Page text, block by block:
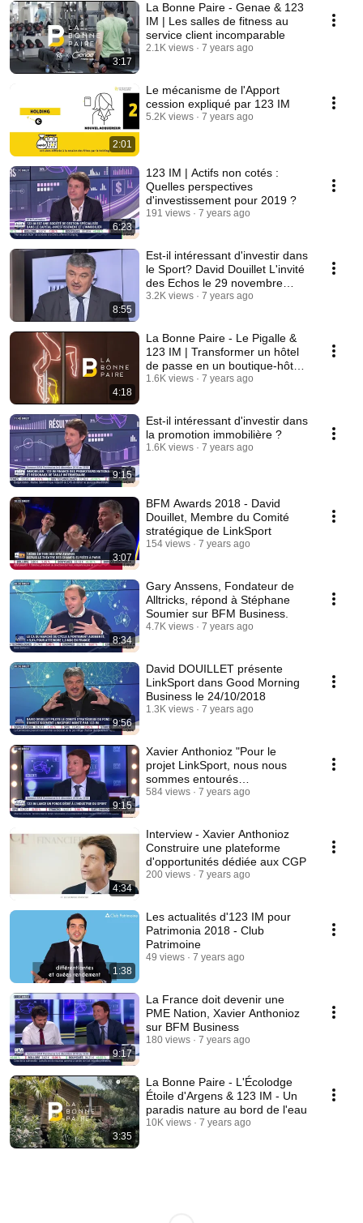
3:17
La Bonne Paire - Genae & 123
IM | Les salles de fitness au
service client incomparable
2.1K views 7 years ago
2:01
Le mécanisme de l'Apport
cession expliqué par 123 IM
5.2K views 7 years ago
6:23
123 IM | Actifs non cotés :
Quelles perspectives
d'investissement pour 2019 ?
191 views 7 years ago
8:55
Est-il intéressant d'investir dans
le Sport? David Douillet L'invité
des Echos le 29 novembre
2018
3.2K views 7 years ago
4:18
La Bonne Paire - Le Pigalle &
123 IM | Transformer un hôtel
de passe en un boutique-hôtel
4 étoiles
1.6K views 7 years ago
9:15
Est-il intéressant d'investir dans
la promotion immobilière ?
1.6K views 7 years ago
3:07
BFM Awards 2018 - David
Douillet, Membre du Comité
stratégique de LinkSport
154 views 7 years ago
8:34
Gary Anssens, Fondateur de
Alltricks, répond à Stéphane
Soumier sur BFM Business.
4.7K views 7 years ago
9:56
David DOUILLET présente
LinkSport dans Good Morning
Business le 24/10/2018
1.3K views 7 years ago
9:15
Xavier Anthonioz "Pour le
projet LinkSport, nous nous
sommes entourés
d’entrepreneurs du secteur"
584 views 7 years ago
4:34
Interview - Xavier Anthonioz
Construire une plateforme
d'opportunités dédiée aux CGP
200 views 7 years ago
1:38
Les actualités d'123 IM pour
Patrimonia 2018 - Club
Patrimoine
49 views 7 years ago
9:17
La France doit devenir une
PME Nation, Xavier Anthonioz
sur BFM Business
180 views 7 years ago
3:35
La Bonne Paire - L'Écolodge
Étoile d'Argens & 123 IM - Un
paradis nature au bord de l'eau
10K views 7 years ago